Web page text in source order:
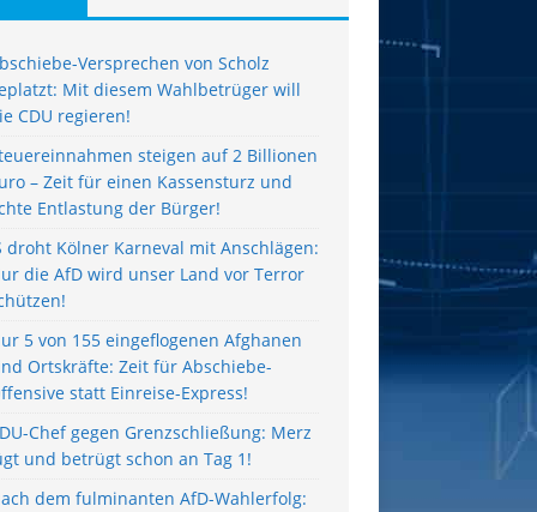
Versprechen von Scholz
Mit diesem Wahlbetrüger will
CDU regieren!
steigen auf 2 Billionen
– Zeit für einen Kassensturz und
Entlastung der Bürger!
droht Kölner Karneval mit Anschlägen:
die AfD wird unser Land vor Terror
5 von 155 eingeflogenen Afghanen
Ortskräfte: Zeit für Abschiebe-
statt Einreise-Express!
Chef gegen Grenzschließung: Merz
und betrügt schon an Tag 1!
dem fulminanten AfD-Wahlerfolg: